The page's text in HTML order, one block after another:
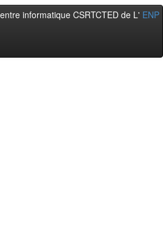
informatique CSRTCTED de L' ENP